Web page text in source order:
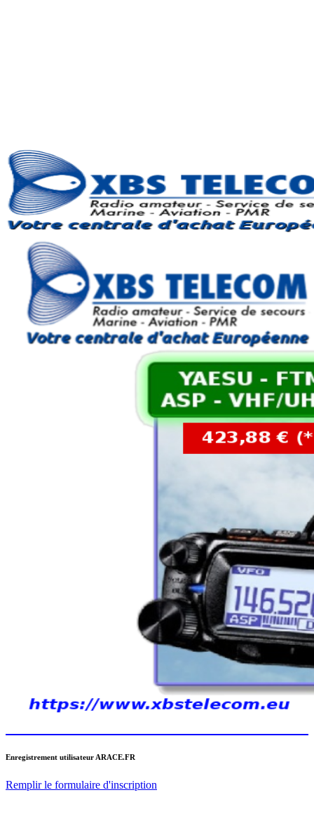
Enregistrement utilisateur ARACE.FR
Remplir le formulaire d'inscription